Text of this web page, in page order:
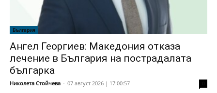
България
Ангел Георгиев: Македония отказа
лечение в България на пострадалата
българка
Николета Стойчева - 07 август 2026 | 17:00:57